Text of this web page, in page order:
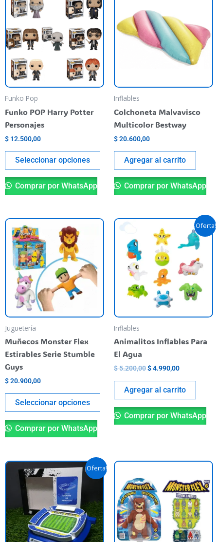
Funko Pop
Funko POP Harry Potter
Personajes
$ 12.500,00
Seleccionar opciones
producto
varias
se
pueden
elegir
producto
Comprar por WhatsApp
Inflables
Colchoneta Malvavisco
Multicolor Bestway
$20.600,00
Agregar al carrito
Comprar por WhatsApp
Juguetería
Muñecos Monster Flex
Estirables Serie Stumble
Guys
$20.900,00
Seleccionar opciones
Este
producto
variantes.
opciones
se
pueden
elegir
producto
Comprar por WhatsApp
¡Oferta!
Inflables
Animalitos Inflables Para
El Agua
$5.200,00
El
precio
original
era:
$ 5.200,00.
$4.990,00
El
precio
actual
es:
$ 4.990,00.
Agregar al carrito
Comprar por WhatsApp
¡Oferta!
El
precio
original
era:
$ 59.900,00.
El
precio
actual
es:
$ 40.000,00.